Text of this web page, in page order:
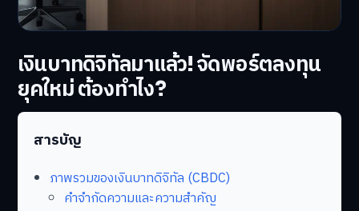
เงินบาทดิจิทัลมาแล้ว! จัดพอร์ตลงทุน
ยุคใหม่ ต้องทำไง?
สารบัญ
ภาพรวมของเงินบาทดิจิทัล (CBDC)
คำจำกัดความและความสำคัญ